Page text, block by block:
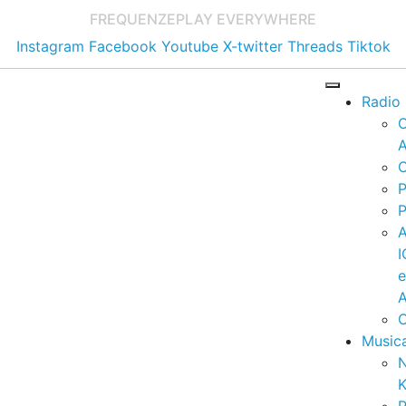
FREQUENZEPLAY EVERYWHERE
Instagram Facebook Youtube X-twitter Threads Tiktok
Radio
e